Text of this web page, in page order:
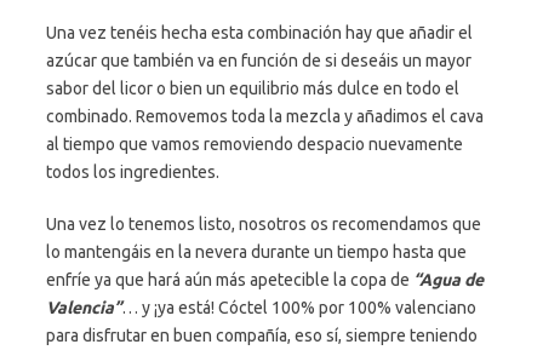
Una vez tenéis hecha esta combinación hay que añadir el
azúcar que también va en función de si deseáis un mayor
sabor del licor o bien un equilibrio más dulce en todo el
combinado. Removemos toda la mezcla y añadimos el cava
al tiempo que vamos removiendo despacio nuevamente
todos los ingredientes.
Una vez lo tenemos listo, nosotros os recomendamos que
lo mantengáis en la nevera durante un tiempo hasta que
enfríe ya que hará aún más apetecible la copa de “Agua de
Valencia”… y ¡ya está! Cóctel 100% por 100% valenciano
para disfrutar en buen compañía, eso sí, siempre teniendo